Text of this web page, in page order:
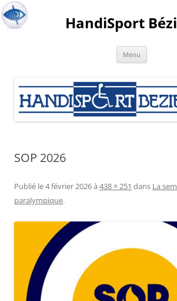
HandiSport
Menu
SOP 2026
Publié le4 février 2026à 438 × 251 dans La
paralympique.